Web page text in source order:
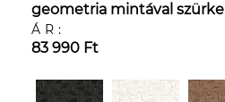
geometria mintával szürke
színben
ÁR:
83 990 Ft